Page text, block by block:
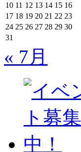
10 11 12 13 14 15 16
17 18 19 20 21 22 23
24 25 26 27 28 29 30
31
« 7月